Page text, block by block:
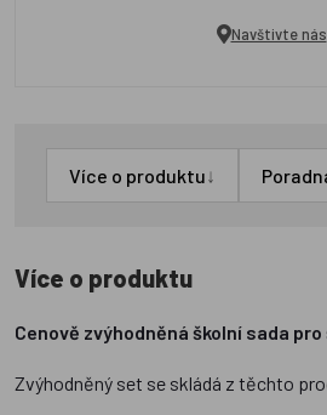
Navštivte nás
Více o produktu↓
Více o produktu
Cenově zvýhodněná školní sada pro
Zvýhodněný set se skládá z těchto